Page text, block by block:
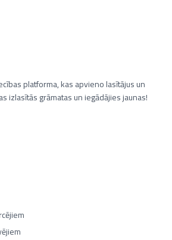
platforma, kas apvieno lasītājus un
izlasītās grāmatas un iegādājies jaunas!